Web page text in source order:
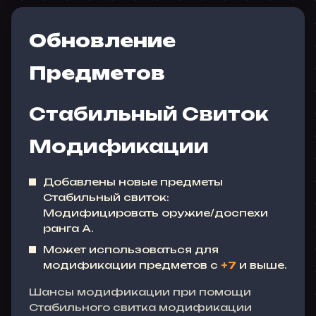
Обновление
Предметов
Стабильный Свиток
Модификации
Добавлены новые предметы
Стабильный свиток:
Модифицировать оружие/доспехи
ранга A.
Может использоваться для
модификации предметов с +7 и выше.
Шансы модификации при помощи
Стабильного свитка модификации